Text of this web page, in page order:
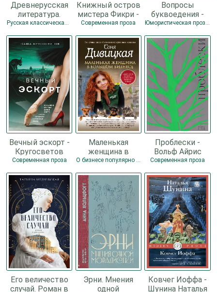
Древнерусская
литература.
Вечные истории
авторов
Русская классическая проза
Книжный остров
мистера Фикри -
Зевин Габриэль
Современная проза
Вопросы
буквоедения -
Бару Михаил
Юмористическая проза / Современная проза
Вечный эскорт -
Кругосветов
Саша
Современная проза
Маленькая
женщина в
большом
Дивицкая Соня
О бизнесе популярно / Современная проза
Проблески -
Вольф Айрис
Современная проза
Его величество
случай. Роман в
Эрни. Мнения
одной
Ковчег Иоффа -
Шунина Наталья